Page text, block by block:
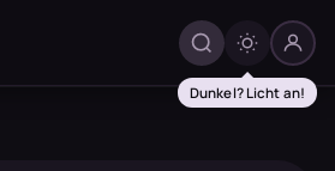
Dunkel? Licht an!